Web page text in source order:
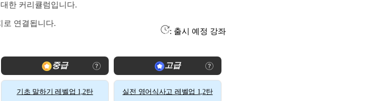
한 커리큘럼입니다.
로 연결됩니다.
: 출시 예정 강좌
중급 고급
기초 말하기 레벨업 1,2탄 실전 영어식사고 레벨업 1,2탄